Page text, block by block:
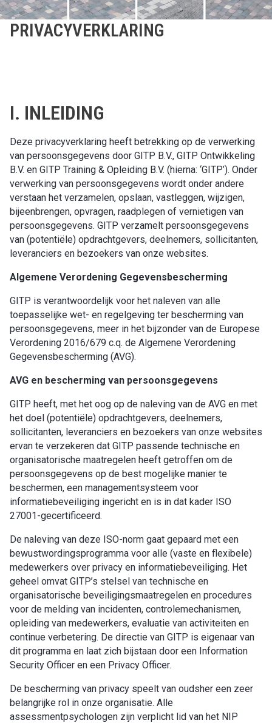
PRIVACYVERKLARING
I. INLEIDING
Deze privacyverklaring heeft betrekking op de verwerking
van persoonsgegevens door GITP B.V., GITP Ontwikkeling
B.V. en GITP Training & Opleiding B.V. (hierna: ‘GITP’). Onder
verwerking van persoonsgegevens wordt onder andere
verstaan het verzamelen, opslaan, vastleggen, wijzigen,
bijeenbrengen, opvragen, raadplegen of vernietigen van
persoonsgegevens. GITP verzamelt persoonsgegevens
van (potentiële) opdrachtgevers, deelnemers, sollicitanten,
leveranciers en bezoekers van onze websites.
Algemene Verordening Gegevensbescherming
GITP is verantwoordelijk voor het naleven van alle
toepasselijke wet- en regelgeving ter bescherming van
persoonsgegevens, meer in het bijzonder van de Europese
Verordening 2016/679 c.q. de Algemene Verordening
Gegevensbescherming (AVG).
AVG en bescherming van persoonsgegevens
GITP heeft, met het oog op de naleving van de AVG en met
het doel (potentiële) opdrachtgevers, deelnemers,
sollicitanten, leveranciers en bezoekers van onze websites
ervan te verzekeren dat GITP passende technische en
organisatorische maatregelen heeft getroffen om de
persoonsgegevens op de best mogelijke manier te
beschermen, een managementsysteem voor
informatiebeveiliging ingericht en is in dat kader ISO
27001-gecertificeerd.
De naleving van deze ISO-norm gaat gepaard met een
bewustwordingsprogramma voor alle (vaste en flexibele)
medewerkers over privacy en informatiebeveiliging. Het
geheel omvat GITP’s stelsel van technische en
organisatorische beveiligingsmaatregelen en procedures
voor de melding van incidenten, controlemechanismen,
opleiding van medewerkers, evaluatie van activiteiten en
continue verbetering. De directie van GITP is eigenaar van
dit programma en laat zich bijstaan door een Information
Security Officer en een Privacy Officer.
De bescherming van privacy speelt van oudsher een zeer
belangrijke rol in onze organisatie. Alle
assessmentpsychologen zijn verplicht lid van het NIP